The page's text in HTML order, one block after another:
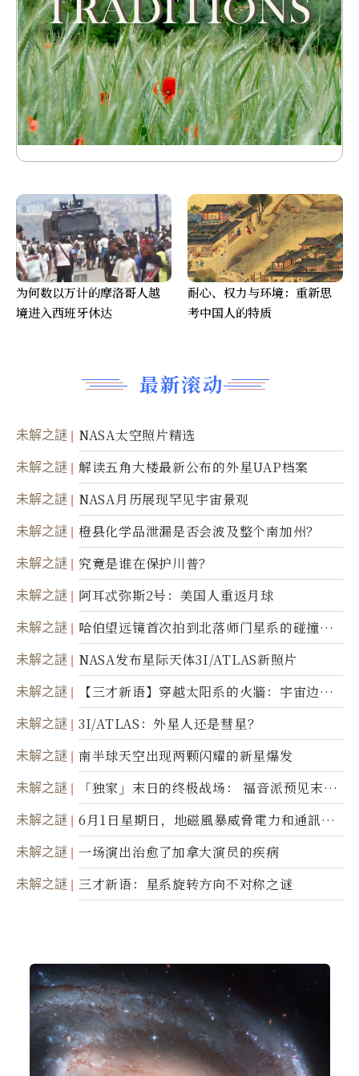
最新滚动
未解之謎 NASA太空照片精选
未解之謎 解读五角大楼最新公布的外星UAP档案
未解之謎 NASA月历展现罕见宇宙景观
未解之謎 橙县化学品泄漏是否会波及整个南加州？
未解之謎 究竟是谁在保护川普？
未解之謎 阿耳忒弥斯2号：美国人重返月球
未解之謎
哈伯望远镜首次拍到北落师门星系的碰撞与
爆炸
未解之謎 NASA发布星际天体3I/ATLAS新照片
未解之謎
【三才新语】穿越太阳系的火牆：宇宙边界
新启示
未解之謎 3I/ATLAS：外星人还是彗星？
未解之謎 南半球天空出现两颗闪耀的新星爆发
未解之謎
「独家」末日的终极战场： 福音派预见末
世；希腊僧侣预言以色列的进攻
未解之謎
6月1日星期日，地磁風暴威脅電力和通訊基
礎設施
未解之謎 一场演出治愈了加拿大演员的疾病
未解之謎 三才新语：星系旋转方向不对称之谜
为何数以万计的摩洛哥人越
境进入西班牙休达
耐心、权力与环境：重新思
考中国人的特质